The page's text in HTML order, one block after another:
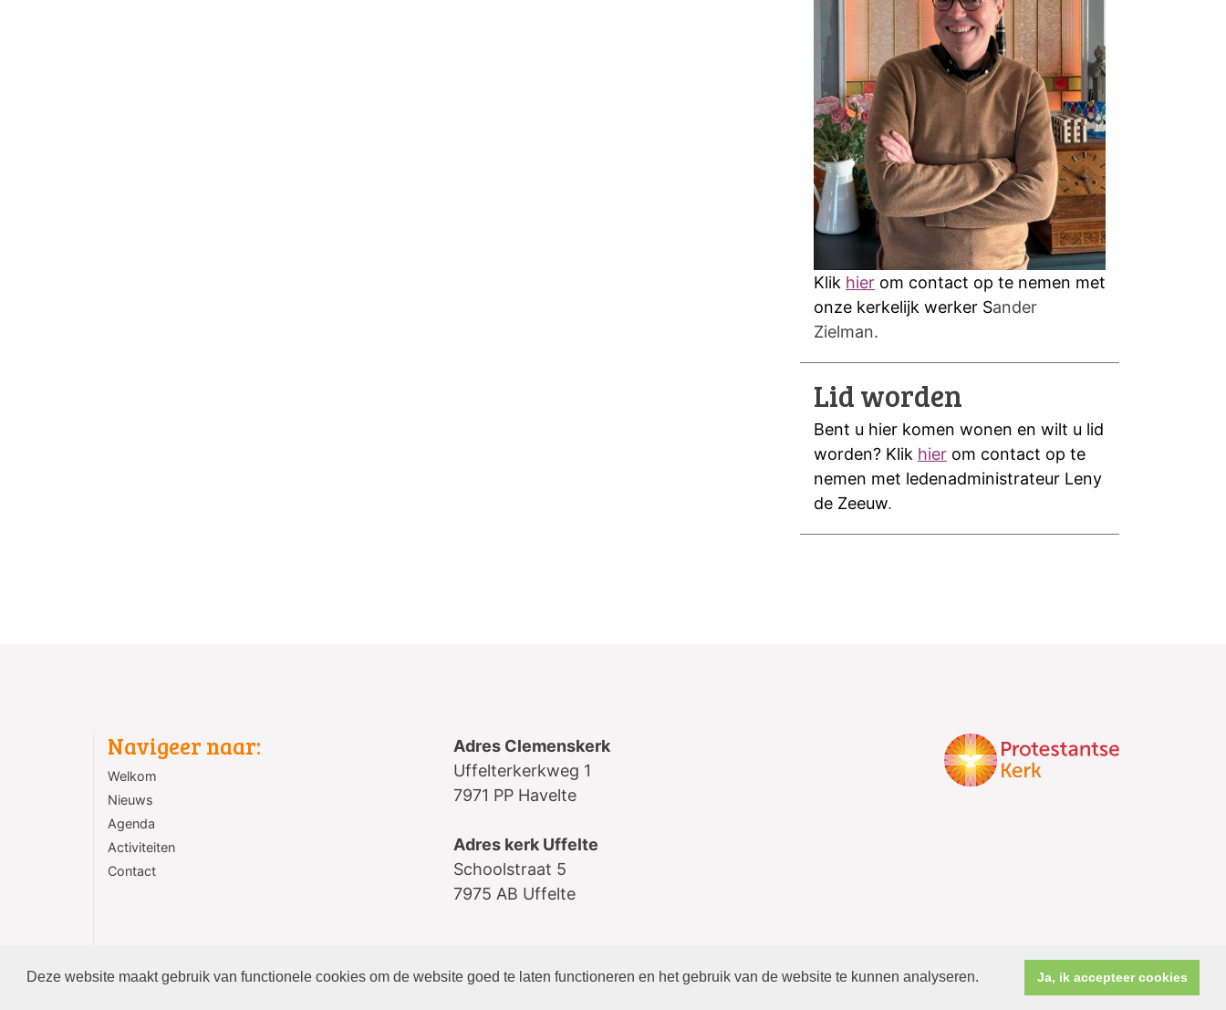
Deze website maakt gebruik van functionele cookies om de website goed te laten functioneren en het gebruik van de website te kunnen analyseren. Ja, ik accepteer cookies
Klik hier om contact op te nemen met
onze kerkelijk werker Sander
Zielman.
Lid worden
Bent u hier komen wonen en wilt u lid
worden? Klik hier om contact op te
nemen met ledenadministrateur Leny
de Zeeuw.
Navigeer naar:
Welkom
Nieuws
Agenda
Activiteiten
Contact
Adres Clemenskerk
Uffelterkerkweg 1
7971 PP Havelte
Adres kerk Uffelte
Schoolstraat 5
7975 AB Uffelte